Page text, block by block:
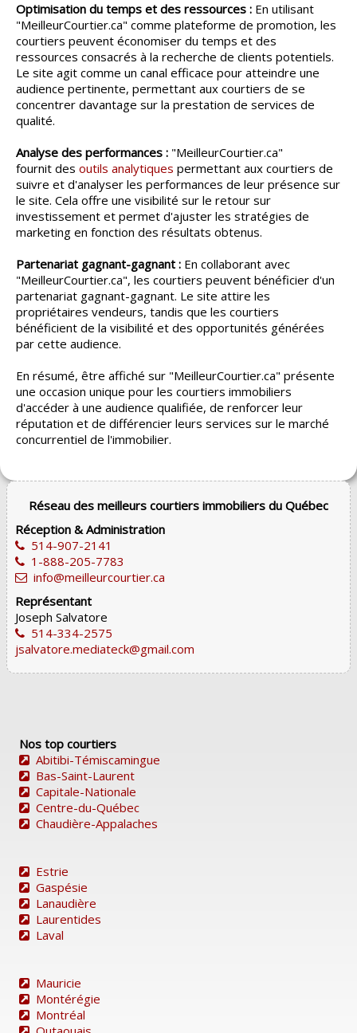
Optimisation du temps et des ressources : En utilisant
"MeilleurCourtier.ca" comme plateforme de promotion, les
courtiers peuvent économiser du temps et des
ressources consacrés à la recherche de clients potentiels.
Le site agit comme un canal efficace pour atteindre une
audience pertinente, permettant aux courtiers de se
concentrer davantage sur la prestation de services de
qualité.
Analyse des performances : "MeilleurCourtier.ca"
fournit des outils analytiques permettant aux courtiers de
suivre et d'analyser les performances de leur présence sur
le site. Cela offre une visibilité sur le retour sur
investissement et permet d'ajuster les stratégies de
marketing en fonction des résultats obtenus.
Partenariat gagnant-gagnant : En collaborant avec
"MeilleurCourtier.ca", les courtiers peuvent bénéficier d'un
partenariat gagnant-gagnant. Le site attire les
propriétaires vendeurs, tandis que les courtiers
bénéficient de la visibilité et des opportunités générées
par cette audience.
En résumé, être affiché sur "MeilleurCourtier.ca" présente
une occasion unique pour les courtiers immobiliers
d'accéder à une audience qualifiée, de renforcer leur
réputation et de différencier leurs services sur le marché
concurrentiel de l'immobilier.
Réseau des meilleurs courtiers immobiliers du Québec
Réception & Administration
514-907-2141
1-888-205-7783
info@meilleurcourtier.ca
Représentant
Joseph Salvatore
514-334-2575
jsalvatore.mediateck@gmail.com
Nos top courtiers
Abitibi-Témiscamingue
Bas-Saint-Laurent
Capitale-Nationale
Centre-du-Québec
Chaudière-Appalaches
Estrie
Gaspésie
Lanaudière
Laurentides
Laval
Mauricie
Montérégie
Montréal